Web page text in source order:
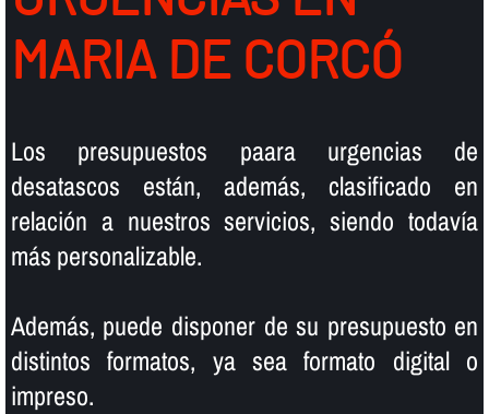
MARIA DE CORCÓ
Los presupuestos paara urgencias de
desatascos están, además, clasificado en
relación a nuestros servicios, siendo todaví­a
más personalizable.
Además, puede disponer de su presupuesto en
distintos formatos, ya sea formato digital o
impreso.